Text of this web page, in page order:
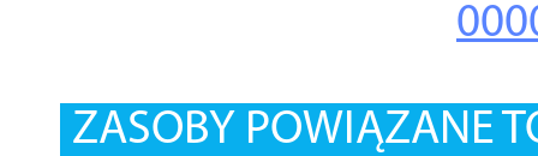
ZASOBY POWIĄZANE